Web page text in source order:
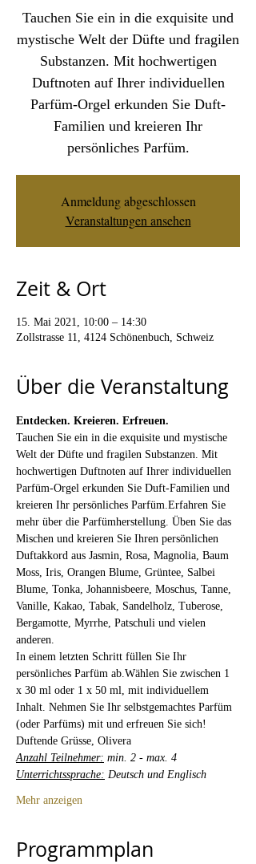
Tauchen Sie ein in die exquisite und
mystische Welt der Düfte und fragilen
Substanzen. Mit hochwertigen
Duftnoten auf Ihrer individuellen
Parfüm-Orgel erkunden Sie Duft-
Familien und kreieren Ihr
persönliches Parfüm.
Anmeldung abgeschlossen
Veranstaltungen ansehen
Zeit & Ort
15. Mai 2021, 10:00 – 14:30
Zollstrasse 11, 4124 Schönenbuch, Schweiz
Über die Veranstaltung
Entdecken. Kreieren. Erfreuen.
Tauchen Sie ein in die exquisite und mystische
Welt der Düfte und fragilen Substanzen. Mit
hochwertigen Duftnoten auf Ihrer individuellen
Parfüm-Orgel erkunden Sie Duft-Familien und
kreieren Ihr persönliches Parfüm.Erfahren Sie
mehr über die Parfümherstellung. Üben Sie das
Mischen und kreieren Sie Ihren persönlichen
Duftakkord aus Jasmin, Rosa, Magnolia, Baum
Moss, Iris, Orangen Blume, Grüntee, Salbei
Blume, Tonka, Johannisbeere, Moschus, Tanne,
Vanille, Kakao, Tabak, Sandelholz, Tuberose,
Bergamotte, Myrrhe, Patschuli und vielen
anderen.
In einem letzten Schritt füllen Sie Ihr
persönliches Parfüm ab.Wählen Sie zwischen 1
x 30 ml oder 1 x 50 ml, mit individuellem
Inhalt. Nehmen Sie Ihr selbstgemachtes Parfüm
(oder Parfüms) mit und erfreuen Sie sich!
Duftende Grüsse, Olivera
Anzahl Teilnehmer: min. 2 - max. 4
Unterrichtssprache: Deutsch und Englisch
Mehr anzeigen
Programmplan